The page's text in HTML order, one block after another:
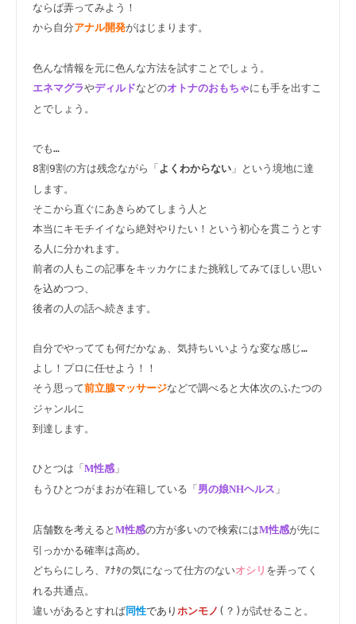
ならば弄ってみよう！
から自分アナル開発がはじまります。
エネマグラやディルドなどのオトナのおもちゃにも手を出すこ
とでしょう。
でも…
8割9割の方は残念ながら「 よくわからない 」という境地に達
します。
そこから直ぐにあきらめてしまう人と
本当にキモチイイなら絶対やりたい！という初心を貫こうとす
る人に分かれます。
前者の人もこの記事をキッカケにまた挑戦してみてほしい思い
を込めつつ、
後者の人の話へ続きます。
自分でやってても何だかなぁ、気持ちいいような変な感じ…
よし！プロに任せよう！！
そう思って前立腺マッサージなどで調べると大体次のふたつの
ジャンルに
到達します。
ひとつは「 M性感 」
もうひとつがまおが在籍している「 男の娘NHヘルス 」
店舗数を考えると M性感の方が多いので検索にはM性感が先に
引っかかる確率は高め。
どちらにしろ、ｱﾅﾀの気になって仕方のないオシリ を弄ってく
れる共通点。
違いがあるとすれば同性であり ホンモノ (？)が試せること。